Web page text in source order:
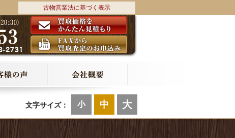
古物営業法に基づく表示
文字サイズ： 小 中 大